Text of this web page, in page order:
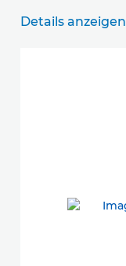
Details anzeigen
Details anzeigen